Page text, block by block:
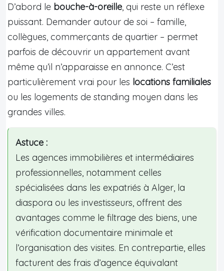
D’abord le bouche-à-oreille, qui reste un réflexe
puissant. Demander autour de soi – famille,
collègues, commerçants de quartier – permet
parfois de découvrir un appartement avant
même qu’il n’apparaisse en annonce. C’est
particulièrement vrai pour les locations familiales
ou les logements de standing moyen dans les
grandes villes.
Astuce :
Les agences immobilières et intermédiaires
professionnelles, notamment celles
spécialisées dans les expatriés à Alger, la
diaspora ou les investisseurs, offrent des
avantages comme le filtrage des biens, une
vérification documentaire minimale et
l’organisation des visites. En contrepartie, elles
facturent des frais d’agence équivalant